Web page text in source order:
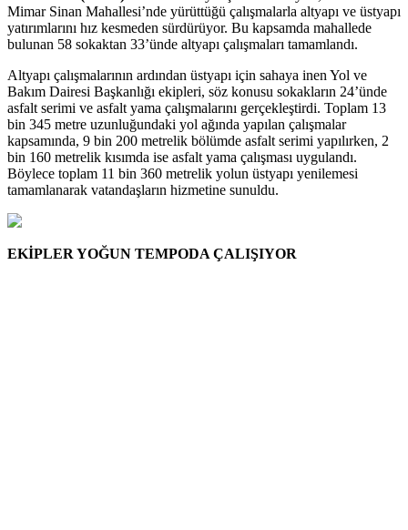
Mimar Sinan Mahallesi’nde yürüttüğü çalışmalarla altyapı ve üstyapı
yatırımlarını hız kesmeden sürdürüyor. Bu kapsamda mahallede
bulunan 58 sokaktan 33’ünde altyapı çalışmaları tamamlandı.
Altyapı çalışmalarının ardından üstyapı için sahaya inen Yol ve
Bakım Dairesi Başkanlığı ekipleri, söz konusu sokakların 24’ünde
asfalt serimi ve asfalt yama çalışmalarını gerçekleştirdi. Toplam 13
bin 345 metre uzunluğundaki yol ağında yapılan çalışmalar
kapsamında, 9 bin 200 metrelik bölümde asfalt serimi yapılırken, 2
bin 160 metrelik kısımda ise asfalt yama çalışması uygulandı.
Böylece toplam 11 bin 360 metrelik yolun üstyapı yenilemesi
tamamlanarak vatandaşların hizmetine sunuldu.
EKİPLER YOĞUN TEMPODA ÇALIŞIYOR